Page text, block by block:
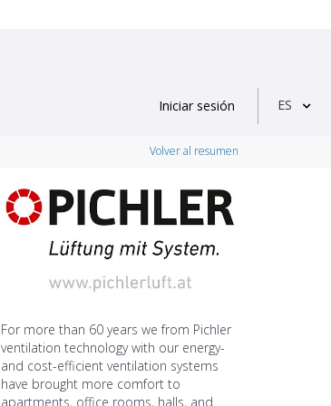
Iniciar sesión ES
Volver al resumen
For more than 60 years we from Pichler
ventilation technology with our energy-
and cost-efficient ventilation systems
have brought more comfort to
apartments, office rooms, halls, and